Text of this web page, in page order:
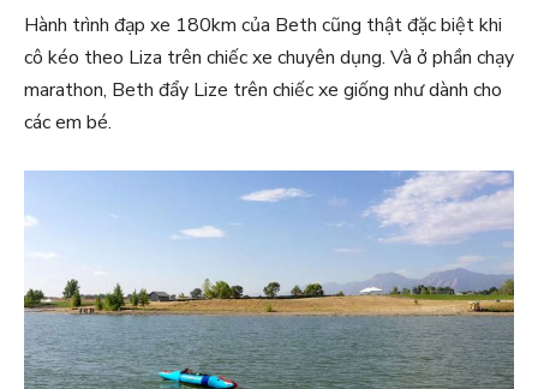
Hành trình đạp xe 180km của Beth cũng thật đặc biệt khi
cô kéo theo Liza trên chiếc xe chuyên dụng. Và ở phần chạy
marathon, Beth đẩy Lize trên chiếc xe giống như dành cho
các em bé.